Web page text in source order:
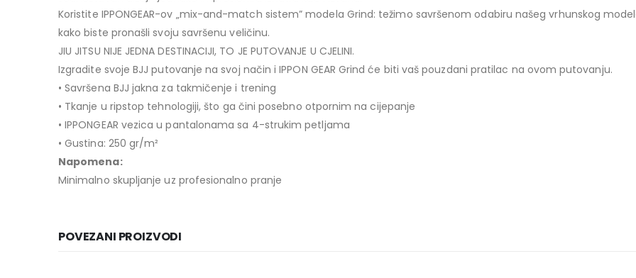
Koristite IPPONGEAR-ov „mix-and-match sistem” modela Grind: težimo savršenom odabiru našeg vrhunskog
kako biste pronašli svoju savršenu veličinu.
JIU JITSU NIJE JEDNA DESTINACIJI, TO JE PUTOVANJE U CJELINI.
Izgradite svoje BJJ putovanje na svoj način i IPPON GEAR Grind će biti vaš pouzdani pratilac na ovom putovanju.
• Savršena BJJ jakna za takmičenje i trening
• Tkanje u ripstop tehnologiji, što ga čini posebno otpornim na cijepanje
• IPPONGEAR vezica u pantalonama sa 4-strukim petljama
• Gustina: 250 gr/m²
Napomena:
Minimalno skupljanje uz profesionalno pranje
POVEZANI PROIZVODI